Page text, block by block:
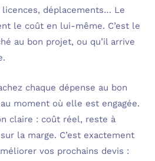
déplacements… Le
le coût en lui-même. C’est le
au bon projet, ou qu’il arrive
chaque dépense au bon
moment où elle est engagée.
claire : coût réel, reste à
la marge. C’est exactement
vos prochains devis :